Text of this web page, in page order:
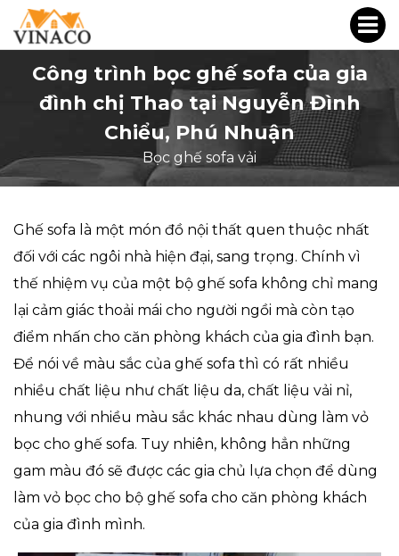
Công trình bọc ghế sofa của gia
đình chị Thao tại Nguyễn Đình
Chiểu, Phú Nhuận
Bọc ghế sofa vải
Ghế sofa là một món đồ nội thất quen thuộc nhất
đối với các ngôi nhà hiện đại, sang trọng. Chính vì
thế nhiệm vụ của một bộ ghế sofa không chỉ mang
lại cảm giác thoải mái cho người ngồi mà còn tạo
điểm nhấn cho căn phòng khách của gia đình bạn.
Để nói về màu sắc của ghế sofa thì có rất nhiều
nhiều chất liệu như chất liệu da, chất liệu vải nỉ,
nhung với nhiều màu sắc khác nhau dùng làm vỏ
bọc cho ghế sofa. Tuy nhiên, không hẳn những
gam màu đó sẽ được các gia chủ lựa chọn để dùng
làm vỏ bọc cho bộ ghế sofa cho căn phòng khách
của gia đình mình.